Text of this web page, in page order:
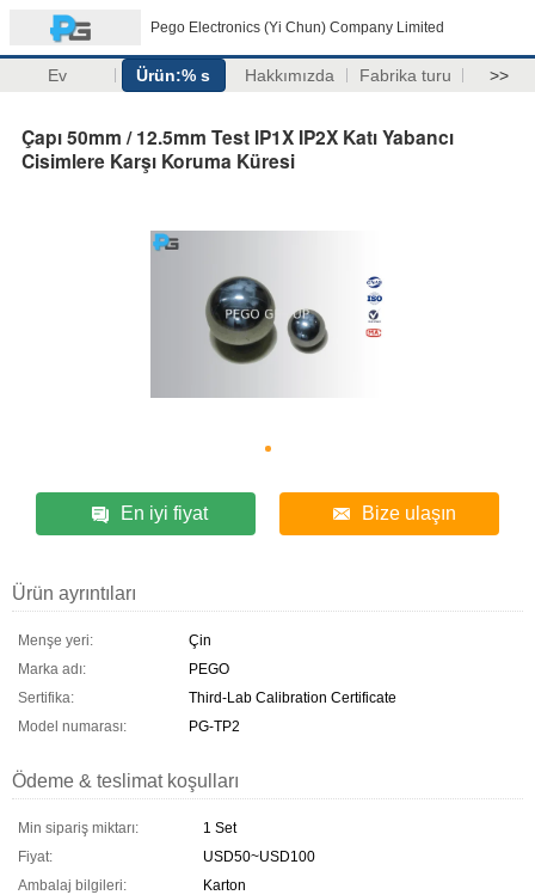
Pego Electronics (Yi Chun) Company Limited
Ev Ürün:% s Hakkımızda Fabrika turu >>
Çapı 50mm / 12.5mm Test IP1X IP2X Katı Yabancı
Cisimlere Karşı Koruma Küresi
En iyi fiyat Bize ulaşın
Ürün ayrıntıları
Menşe yeri:
Çin
Marka adı:
PEGO
Sertifika:
Third-Lab Calibration Certificate
Model numarası:
PG-TP2
Ödeme & teslimat koşulları
Min sipariş miktarı:
1 Set
Fiyat:
USD50~USD100
Ambalaj bilgileri:
Karton